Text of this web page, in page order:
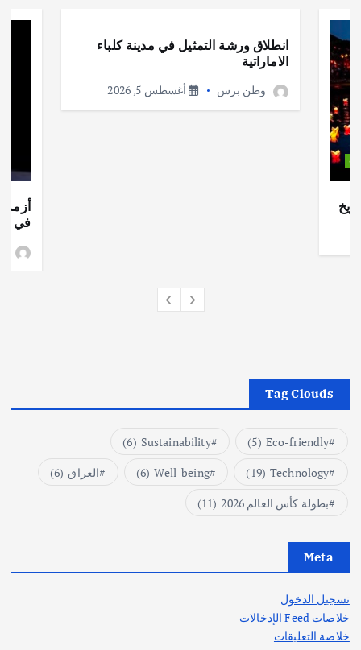
انطلاق ورشة التمثيل في مدينة كلباء
الاماراتية
وطن برس أغسطس 5, 2026
أزمة
في
Tag Clouds
Eco-friendly
(5)
Sustainability
(6)
Technology
(19)
Well-being
(6) العراق (6)
بطولة كأس العالم 2026
(11)
Meta
تسجيل الدخول
خلاصات Feed الإدخالات
خلاصة التعليقات